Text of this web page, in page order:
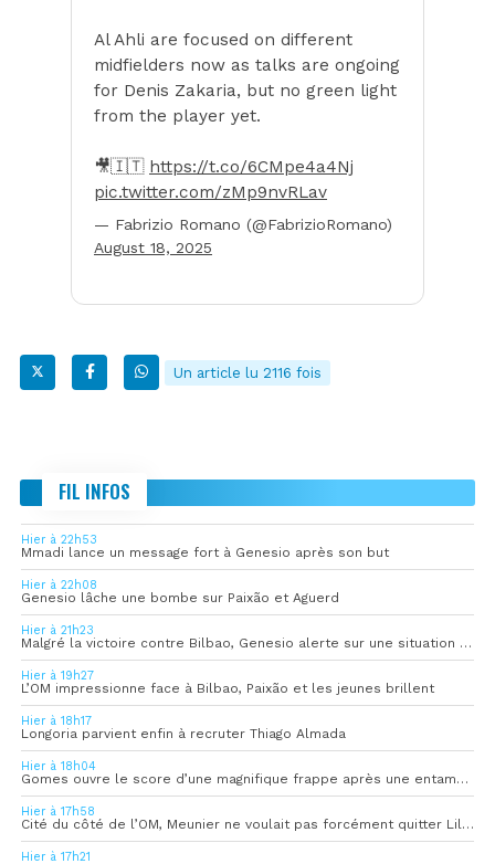
Al Ahli are focused on different
midfielders now as talks are ongoing
for Denis Zakaria, but no green light
from the player yet.
🎥🇮🇹 https://t.co/6CMpe4a4Nj
pic.twitter.com/zMp9nvRLav
— Fabrizio Romano (@FabrizioRomano)
August 18, 2025
Un article lu 2116 fois
FIL INFOS
Hier à 22h53
Mmadi lance un message fort à Genesio après son but
Hier à 22h08
Genesio lâche une bombe sur Paixão et Aguerd
Hier à 21h23
Malgré la victoire contre Bilbao, Genesio alerte sur une situation « pas idéale »
Hier à 19h27
L’OM impressionne face à Bilbao, Paixão et les jeunes brillent
Hier à 18h17
Longoria parvient enfin à recruter Thiago Almada
Hier à 18h04
Gomes ouvre le score d’une magnifique frappe après une entame convaincante
Hier à 17h58
Cité du côté de l’OM, Meunier ne voulait pas forcément quitter Lille
Hier à 17h21